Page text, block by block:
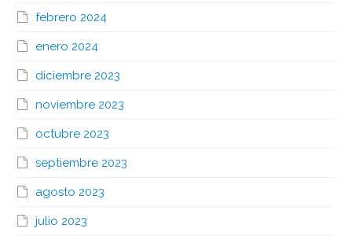
febrero 2024
enero 2024
diciembre 2023
noviembre 2023
octubre 2023
septiembre 2023
agosto 2023
julio 2023